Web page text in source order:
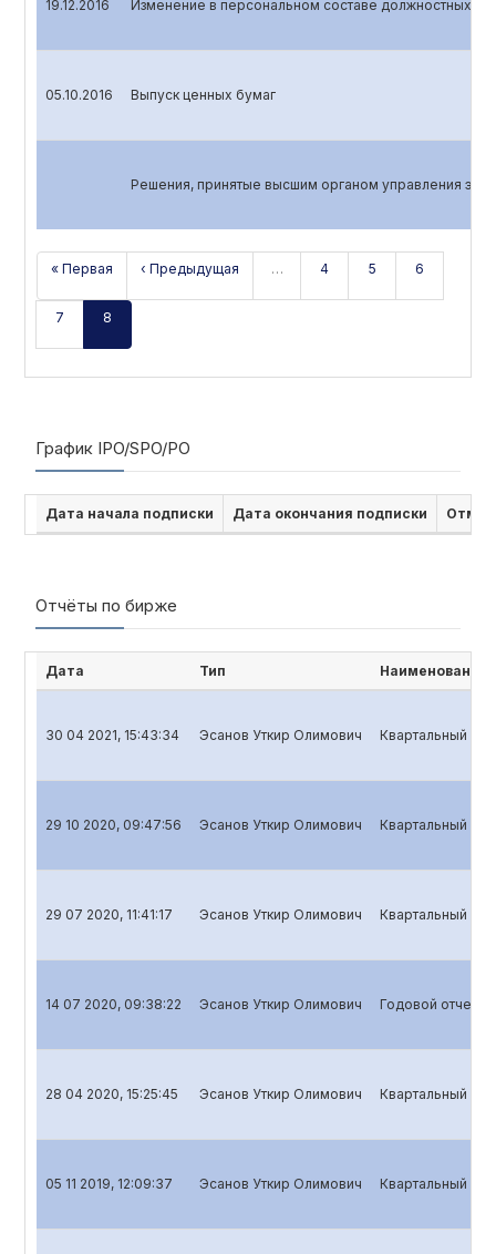
19.12.2016 Изменение в персональном составе должностных
05.10.2016 Выпуск ценных бумаг
Решения, принятые высшим органом управления
« Первая ‹ Предыдущая … 4 5 6
7 8
График IPO/SPO/PO
Дата начала подписки Дата окончания подписки
Отчёты по бирже
Дата Тип Наименование
30 04 2021, 15:43:34 Эсанов Уткир Олимович Квартальный
29 10 2020, 09:47:56 Эсанов Уткир Олимович Квартальный
29 07 2020, 11:41:17 Эсанов Уткир Олимович Квартальный
14 07 2020, 09:38:22 Эсанов Уткир Олимович Годовой отчет
28 04 2020, 15:25:45 Эсанов Уткир Олимович Квартальный
05 11 2019, 12:09:37 Эсанов Уткир Олимович Квартальный